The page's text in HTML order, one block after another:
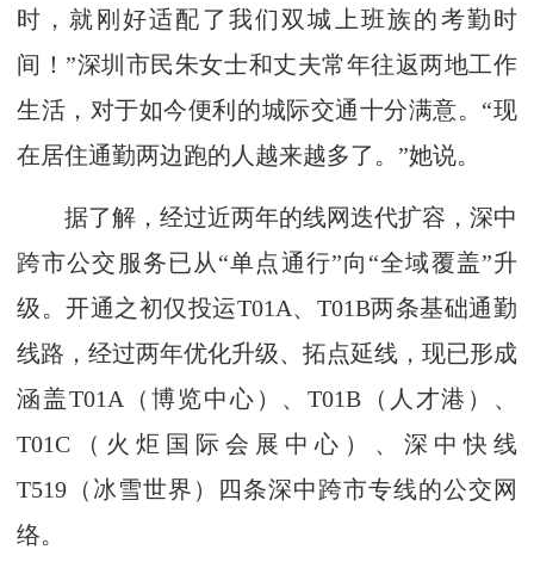
时，就刚好适配了我们双城上班族的考勤时
间！”深圳市民朱女士和丈夫常年往返两地工作
生活，对于如今便利的城际交通十分满意。“现
在居住通勤两边跑的人越来越多了。”她说。
据了解，经过近两年的线网迭代扩容，深中
跨市公交服务已从“单点通行”向“全域覆盖”升
级。开通之初仅投运T01A、T01B两条基础通勤
线路，经过两年优化升级、拓点延线，现已形成
涵盖T01A（博览中心）、T01B（人才港）、
T01C（火炬国际会展中心）、深中快线
T519（冰雪世界）四条深中跨市专线的公交网
络。